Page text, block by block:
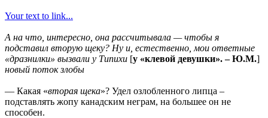
Your text to link...
А на что, интересно, она рассчитывала — чтобы я
подставил вторую щеку? Ну и, естественно, мои ответные
«дразнилки» вызвали у Типихи [у «клевой девушки». – Ю.М.]
новый поток злобы
— Какая «вторая щека»? Удел озлобленного липца –
подставлять жопу канадским неграм, на большее он не
способен.